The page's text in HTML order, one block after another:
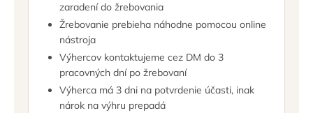
zaradení do žrebovania
Žrebovanie prebieha náhodne pomocou online
nástroja
Výhercov kontaktujeme cez DM do 3
pracovných dní po žrebovaní
Výherca má 3 dni na potvrdenie účasti, inak
nárok na výhru prepadá